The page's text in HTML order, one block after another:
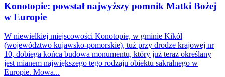
Konotopie: powstał najwyższy pomnik Matki Bożej
w Europie
W niewielkiej miejscowości Konotopie, w gminie Kikół
(województwo kujawsko-pomorskie), tuż przy drodze krajowej nr
10, dobiega końca budowa monumentu, który już teraz określany
jest mianem największego tego rodzaju obiektu sakralnego w
Europie. Mowa...